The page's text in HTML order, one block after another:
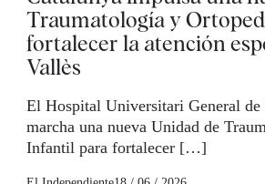
Traumatología y
fortalecer la atención
Vallès
El Hospital Universitari General de
marcha una nueva Unidad de
Infantil para fortalecer […]